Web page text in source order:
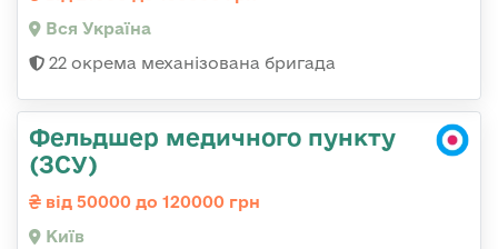
Вся Україна
22 окрема механізована бригада
Фельдшер медичного пункту
(ЗСУ)
від 50000 до 120000 грн
Київ